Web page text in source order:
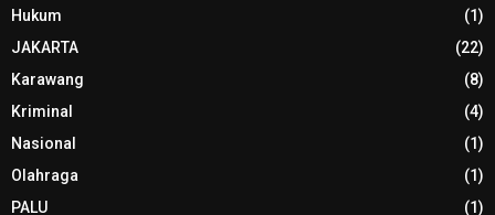
Hukum
(1)
JAKARTA
(22)
Karawang
(8)
Kriminal
(4)
Nasional
(1)
Olahraga
(1)
PALU
(1)